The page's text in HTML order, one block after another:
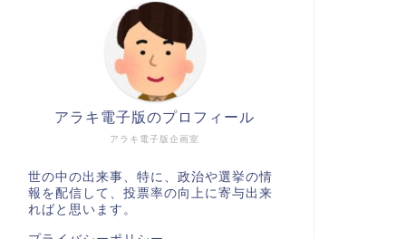
アラキ電子版企画室
アラキ電子版のプロフィール
世の中の出来事、特に、政治や選挙の情
報を配信して、投票率の向上に寄与出来
ればと思います。